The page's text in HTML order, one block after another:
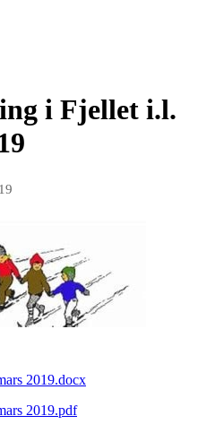
i Fjellet i.l.
2019.docx
2019.pdf